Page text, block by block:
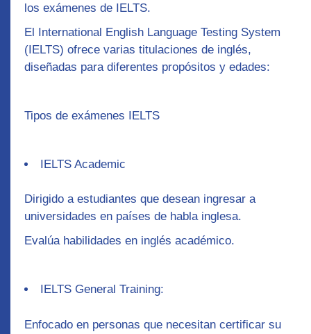
los exámenes de IELTS.
El International English Language Testing System
(IELTS) ofrece varias titulaciones de inglés,
diseñadas para diferentes propósitos y edades:
Tipos de exámenes IELTS
IELTS Academic
Dirigido a estudiantes que desean ingresar a
universidades en países de habla inglesa.
Evalúa habilidades en inglés académico.
IELTS General Training:
Enfocado en personas que necesitan certificar su